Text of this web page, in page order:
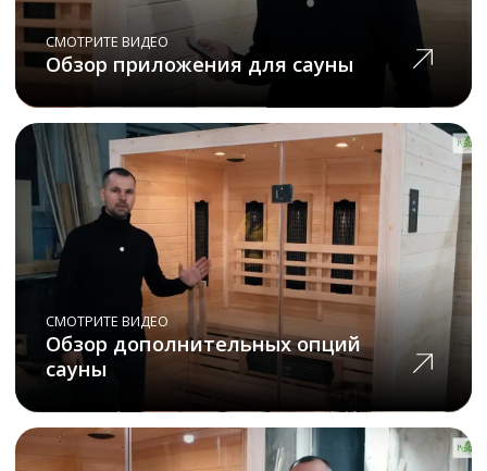
Почему нас выбирают
Собственное
Только качественные
материалы
Мы не экономим на материалах
и дорожим своей репутацией,
поэтому выбираем для вас
лучшее